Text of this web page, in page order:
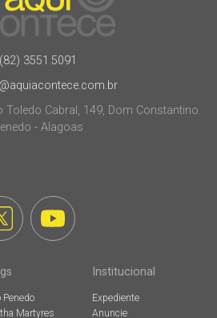
(82) 3551.5091
Toledo Cabral, 149, Dom Constantino.
- Alagoas
Penedo
Martyres
Institucional
Expediente
Anuncie